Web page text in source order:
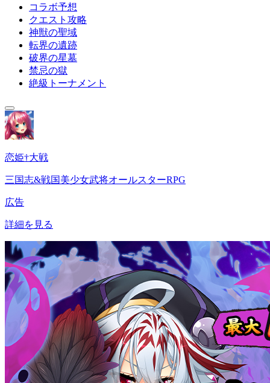
コラボ予想
クエスト攻略
神獣の聖域
転界の遺跡
破界の星墓
禁忌の獄
絶級トーナメント
恋姫†大戦
三国志&戦国美少女武将オールスターRPG
広告
詳細を見る